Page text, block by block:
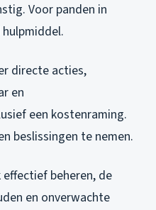
Voor panden in
directe acties,
en
een kostenraming.
beslissingen te nemen.
beheren, de
en onverwachte